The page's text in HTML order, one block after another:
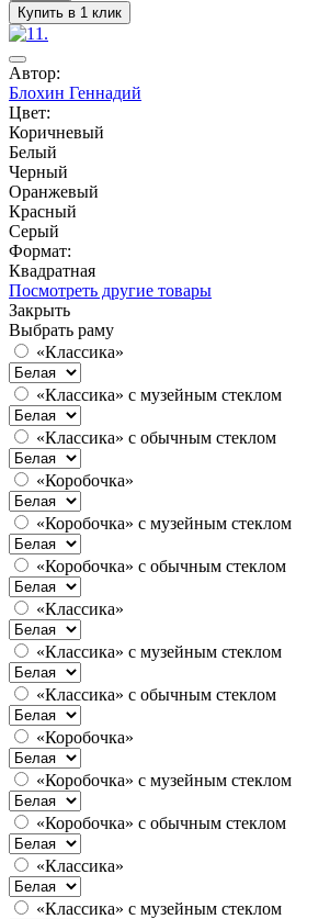
Купить в 1 клик
Автор:
Блохин Геннадий
Цвет:
Коричневый
Белый
Черный
Оранжевый
Красный
Серый
Формат:
Квадратная
Посмотреть другие товары
Закрыть
Выбрать раму
«Классика»
«Классика» с музейным стеклом
«Классика» с обычным стеклом
«Коробочка»
«Коробочка» с музейным стеклом
«Коробочка» с обычным стеклом
«Классика»
«Классика» с музейным стеклом
«Классика» с обычным стеклом
«Коробочка»
«Коробочка» с музейным стеклом
«Коробочка» с обычным стеклом
«Классика»
«Классика» с музейным стеклом